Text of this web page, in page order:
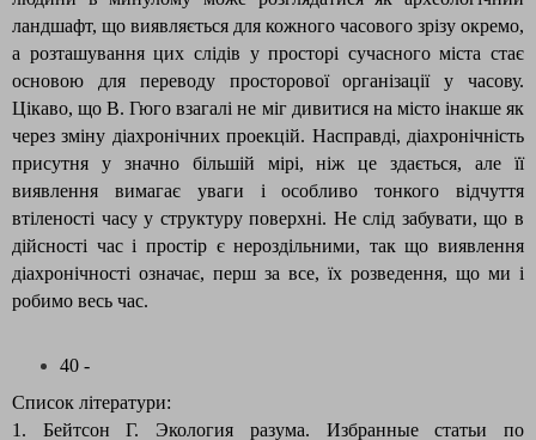
ландшафт, що виявляється для кожного часового зрізу окремо,
а розташування цих слідів у просторі сучасного міста стає
основою для переводу просторової організації у часову.
Цікаво, що В. Гюго взагалі не міг дивитися на місто інакше як
через зміну діахронічних проекцій. Насправді, діахронічність
присутня у значно більшій мірі, ніж це здається, але її
виявлення вимагає уваги і особливо тонкого відчуття
втіленості часу у структуру поверхні. Не слід забувати, що в
дійсності час і простір є нероздільними, так що виявлення
діахронічності означає, перш за все, їх розведення, що ми і
робимо весь час.
40 -
Список літератури:
1. Бейтсон Г. Экология разума. Избранные статьи по